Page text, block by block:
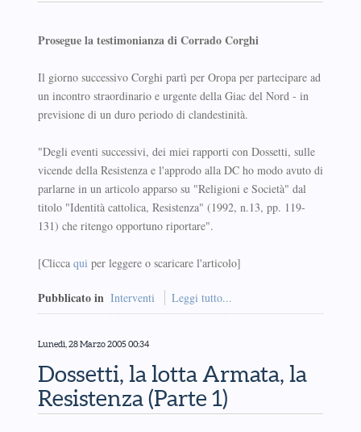
Prosegue la testimonianza di Corrado Corghi
Il giorno successivo Corghi partì per Oropa per partecipare ad
un incontro straordinario e urgente della Giac del Nord - in
previsione di un duro periodo di clandestinità.
"Degli eventi successivi, dei miei rapporti con Dossetti, sulle
vicende della Resistenza e l'approdo alla DC ho modo avuto di
parlarne in un articolo apparso su "Religioni e Società" dal
titolo "Identità cattolica, Resistenza" (1992, n.13, pp. 119-
131) che ritengo opportuno riportare".
[Clicca qui per leggere o scaricare l'articolo]
Pubblicato in Interventi Leggi tutto...
Lunedì, 28 Marzo 2005 00:34
Dossetti, la lotta Armata, la
Resistenza (Parte 1)